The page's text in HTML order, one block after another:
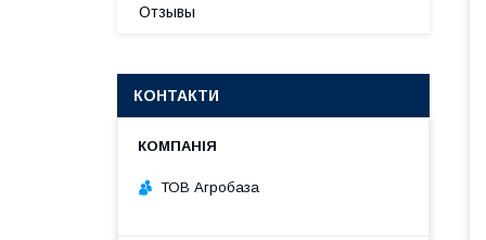
Отзывы
КОНТАКТИ
ТОВ Агробаза